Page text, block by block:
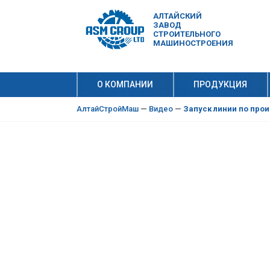
АЛТАЙСКИЙ
ЗАВОД
СТРОИТЕЛЬНОГО
МАШИНОСТРОЕНИЯ
О КОМПАНИИ ПРОДУКЦИЯ
АлтайСтройМаш — Видео — Запуск линии по